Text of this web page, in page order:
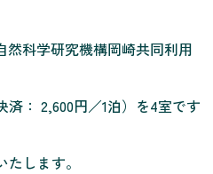
然科学研究機構岡崎共同利用
済： 2,600円／1泊）を4室です
します。